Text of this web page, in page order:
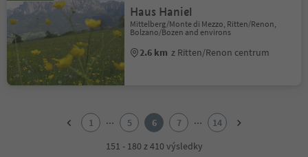
Haus Haniel
Mittelberg/Monte di Mezzo, Ritten/Renon,
Bolzano/Bozen and environs
2.6 km z Ritten/Renon centrum
1 ... 5 6 7 ...
14
151 - 180 z 410 výsledky